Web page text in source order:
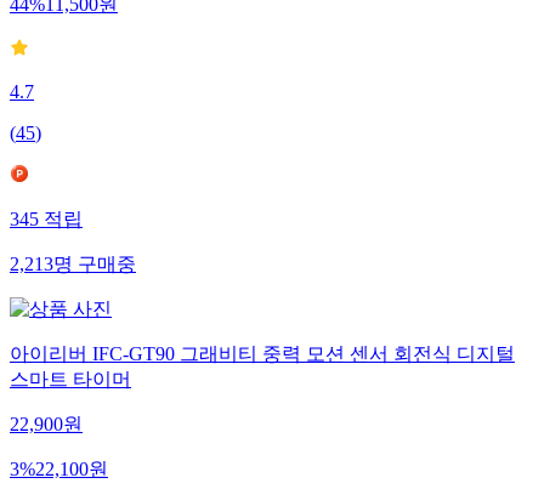
44%11,500원
4.7
(45)
345적립
2,213명구매중
아이리버 IFC-GT90 그래비티 중력 모션 센서 회전식 디지털
스마트 타이머
22,900원
3%22,100원